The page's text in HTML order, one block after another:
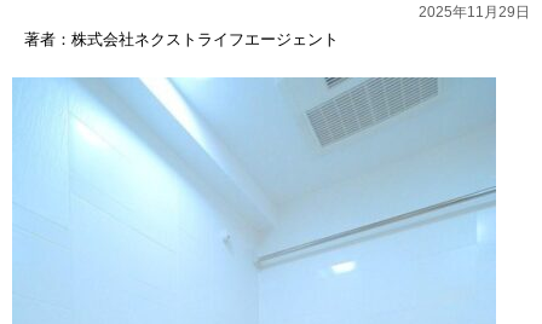
agent.com/public_html/
content/themes/
on line9
2025年11月29日
著者：株式会社ネクストライフエージェント